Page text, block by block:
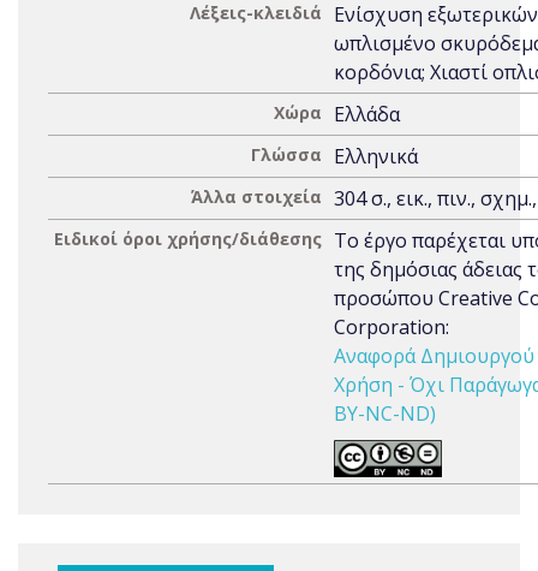
Λέξεις-κλειδιά
Ενίσχυση
ωπλισμένο
κορδόνια; Χιαστί
Χώρα Ελλάδα
Γλώσσα Ελληνικά
Άλλα στοιχεία 304 σ., εικ., πιν.,
Ειδικοί όροι χρήσης/διάθεσης Το έργο παρέχεται
της δημόσιας άδειας
προσώπου Creative
Corporation:
Αναφορά
Χρήση - Όχι
BY-NC-ND)